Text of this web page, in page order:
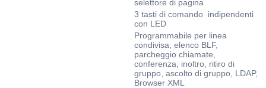
selettore di pagina
3 tasti di comando indipendenti
con LED
Programmabile per linea
condivisa, elenco BLF,
parcheggio chiamate,
conferenza, inoltro, ritiro di
gruppo, ascolto di gruppo, LDAP,
Browser XML